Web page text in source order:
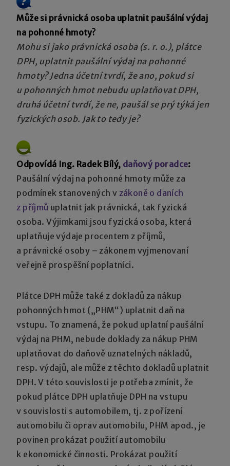
Může si právnická osoba uplatnit paušální výdaj
na pohonné hmoty?
Mohu si jako právnická osoba (s. r. o.), plátce
DPH, uplatnit paušální výdaj na pohonné
hmoty? Jedna účetní tvrdí, že ano, pokud si
u pohonných hmot nebudu uplatňovat DPH,
druhá účetní tvrdí, že ne, paušál se prý týká jen
fyzických osob. Jak to tedy je?
Odpovídá Ing. Radek Bílý, daňový poradce:
Paušální výdaj na pohonné hmoty může za
podmínek stanovených v zákoně o daních
z příjmů uplatnit jak právnická, tak fyzická
osoba. Výjimkami jsou fyzická osoba, která
uplatňuje výdaje procentem z příjmů,
a právnické osoby – zákonem vyjmenovaní
veřejně prospěšní poplatníci.
Plátce DPH může také z dokladů za nákup
pohonných hmot („PHM“) uplatnit daň na
vstupu. To znamená, že pokud uplatní paušální
výdaj na PHM, nebude doklady za nákup PHM
uplatňovat do daňově uznatelných nákladů,
resp. výdajů, ale může z těchto dokladů uplatnit
DPH. V této souvislosti je potřeba zmínit, že
pokud plátce DPH uplatňuje DPH na vstupu
v souvislosti s automobilem, tj. z pořízení
automobilu či oprav automobilu, PHM apod., je
povinen prokázat použití automobilu
k ekonomické činnosti. Prokázat použití